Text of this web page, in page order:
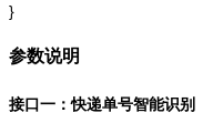
}
参数说明
接口一：快递单号智能识别